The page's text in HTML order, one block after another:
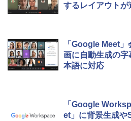
するレイアウトが
「Google Meet
画に自動生成の字
本語に対応
「Google
et」に背景生成